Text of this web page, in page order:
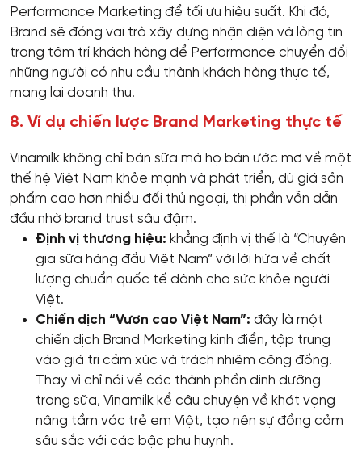
Performance Marketing để tối ưu hiệu suất. Khi đó,
Brand sẽ đóng vai trò xây dựng nhận diện và lòng tin
trong tâm trí khách hàng để Performance chuyển đổi
những người có nhu cầu thành khách hàng thực tế,
mang lại doanh thu.
8. Ví dụ chiến lược Brand Marketing thực tế
Vinamilk không chỉ bán sữa mà họ bán ước mơ về một
thế hệ Việt Nam khỏe mạnh và phát triển, dù giá sản
phẩm cao hơn nhiều đối thủ ngoại, thị phần vẫn dẫn
đầu nhờ brand trust sâu đậm.
Định vị thương hiệu: khẳng định vị thế là “Chuyên
gia sữa hàng đầu Việt Nam” với lời hứa về chất
lượng chuẩn quốc tế dành cho sức khỏe người
Việt.
Chiến dịch “Vươn cao Việt Nam”: đây là một
chiến dịch Brand Marketing kinh điển, tập trung
vào giá trị cảm xúc và trách nhiệm cộng đồng.
Thay vì chỉ nói về các thành phần dinh dưỡng
trong sữa, Vinamilk kể câu chuyện về khát vọng
nâng tầm vóc trẻ em Việt, tạo nên sự đồng cảm
sâu sắc với các bậc phụ huynh.